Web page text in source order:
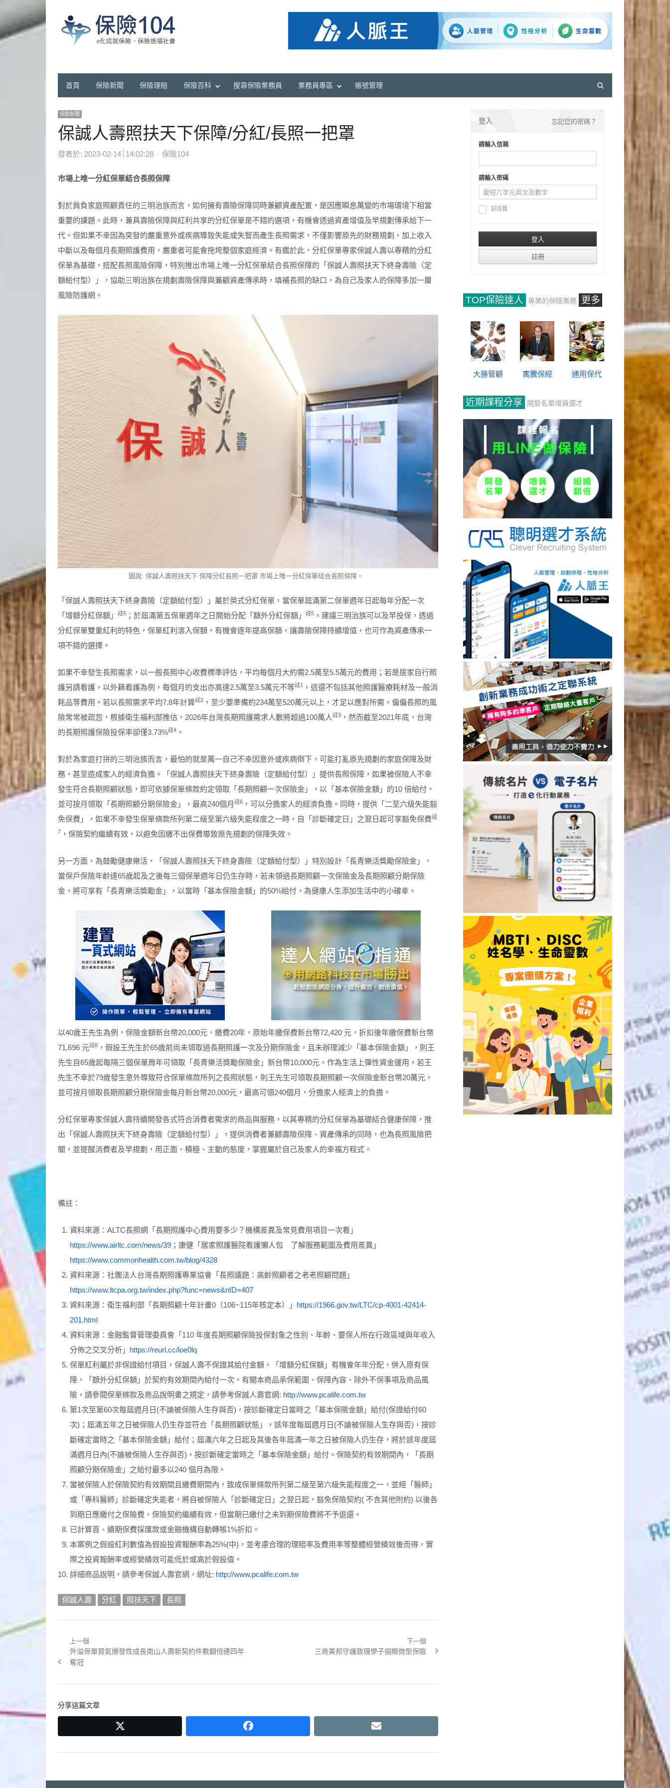
首頁 保險新聞 保險理賠 保險百科 搜尋保險業務員 業務員專區 帳號管理
保險新聞
保誠人壽照扶天下保障/分紅/長照一把罩
發表於: 2023-02-14 14:02:28 Author
保險104
市場上唯一分紅保單結合長照保障
對於肩負家庭照顧責任的三明治族而言，如何擁有壽險保障同時兼顧資產配置，是因應瞬息萬變的市場環境下相當
重要的課題。此時，兼具壽險保障與紅利共享的分紅保單是不錯的選項，有機會透過資產增值及早規劃傳承給下一
代。但如果不幸因為突發的嚴重意外或疾病導致失能或失智而產生長照需求，不僅影響原先的財務規劃，加上收入
中斷以及每個月長期照護費用，嚴重者可能會拖垮整個家庭經濟。有鑑於此，分紅保單專家保誠人壽以專精的分紅
保單為基礎，搭配長照風險保障，特別推出市場上唯一分紅保單結合長照保障的「保誠人壽照扶天下終身壽險（定
額給付型）」，協助三明治族在規劃壽險保障與兼顧資產傳承時，填補長照的缺口，為自己及家人的保障多加一層
風險防護網。
圖說: 保誠人壽照扶天下 保障分紅長照一把罩 市場上唯一分紅保單結合長照保障。
「保誠人壽照扶天下終身壽險（定額給付型）」屬於英式分紅保單，當保單屆滿第二保單週年日起每年分配一次
「增額分紅保額」
註5 ；於屆滿第五保單週年之日開始分配「額外分紅保額」 註5 。建議三明治族可以及早投保，透過
分紅保單雙重紅利的特色，保單紅利滾入保額，有機會逐年提高保額，讓壽險保障持續增值，也可作為資產傳承一
項不錯的選擇。
如果不幸發生長照需求，以一般長照中心收費標準評估，平均每個月大約需2.5萬至5.5萬元的費用；若是居家自行照
護另請看護，以外籍看護為例，每個月的支出亦高達2.5萬至3.5萬元不等註1 ，這還不包括其他照護醫療耗材及一般消
耗品等費用。若以長照需求平均7.8年計算註2 ，至少要準備約234萬至520萬元以上，才足以應對所需。偏偏長照的風
險常常被疏忽，根據衛生福利部推估，2026年台灣長期照護需求人數將超過100萬人註3 ，然而截至2021年底，台灣
的長期照護保險投保率卻僅3.73%註4 。
對於為家庭打拼的三明治族而言，最怕的就是萬一自己不幸因意外或疾病倒下，可能打亂原先規劃的家庭保障及財
務，甚至造成家人的經濟負擔。「保誠人壽照扶天下終身壽險（定額給付型）」提供長照保障，如果被保險人不幸
發生符合長期照顧狀態，即可依據保單條款約定領取「長期照顧一次保險金」，以「基本保險金額」的10 倍給付，
並可按月領取「長期照顧分期保險金」，最高240個月 註6 ，可以分擔家人的經濟負擔。同時，提供「二至六級失能豁
免保費」，如果不幸發生保單條款所列第二級至第六級失能程度之一時，自「診斷確定日」之翌日起可享豁免保費註
7 ，保險契約繼續有效，以避免因繳不出保費導致原先規劃的保障失效。
另一方面，為鼓勵健康樂活，「保誠人壽照扶天下終身壽險（定額給付型）」特別設計「長青樂活獎勵保險金」，
當保戶保險年齡達65歲起及之後每三個保單週年日仍生存時，若未領過長期照顧一次保險金及長期照顧分期保險
金，將可享有「長青樂活獎勵金」，以當時「基本保險金額」的50%給付，為健康人生添加生活中的小確幸。
以40歲王先生為例，保險金額新台幣20,000元，繳費20年，原始年繳保費新台幣72,420 元，折扣後年繳保費新台幣
71,696 元註8 ，假設王先生於65歲前尚未領取過長期照護一次及分期保險金，且未辦理減少「基本保險金額」，則王
先生自65歲起每隔三個保單周年可領取「長青樂活獎勵保險金」新台幣10,000元，作為生活上彈性資金運用。若王
先生不幸於79歲發生意外導致符合保單條款所列之長照狀態，則王先生可領取長期照顧一次保險金新台幣20萬元，
並可按月領取長期照顧分期保險金每月新台幣20,000元，最高可領240個月，分擔家人經濟上的負擔。
分紅保單專家保誠人壽持續開發各式符合消費者需求的商品與服務，以其專精的分紅保單為基礎結合健康保障，推
出「保誠人壽照扶天下終身壽險（定額給付型）」，提供消費者兼顧壽險保障、資產傳承的同時，也為長照風險把
關，並提醒消費者及早規劃，用正面、積極、主動的態度，掌握屬於自己及家人的幸福方程式。
備註：
資料來源：ALTC長照網「長期照護中心費用要多少？機構差異及常見費用項目一次看」
https://www.airltc.com/news/39 ；康健「居家照護醫院看護懶人包 了解服務範圍及費用差異」
https://www.commonhealth.com.tw/blog/4328
資料來源：社團法人台灣長期照護專業協會「長照議題：高齡照顧者之老老照顧問題」
https://www.ltcpa.org.tw/index.php?func=news&nID=407
資料來源：衛生福利部「長期照顧十年計畫0（106~115年核定本）」 https://1966.gov.tw/LTC/cp-4001-42414-
201.html
資料來源：金融監督管理委員會「110 年度長期照顧保險投保對象之性別、年齡、要保人所在行政區域與年收入
分佈之交叉分析」 https://reurl.cc/loe0lq
保單紅利屬於非保證給付項目，保誠人壽不保證其給付金額。「增額分紅保額」有機會年年分配，併入原有保
障，「額外分紅保額」於契約有效期間內給付一次。有關本商品承保範圍、保障內容、除外不保事項及商品風
險，請參閱保單條款及商品說明書之規定，請參考保誠人壽官網: http://www.pcalife.com.tw
第1次至第60次每屆週月日(不論被保險人生存與否)，按診斷確定日當時之「基本保險金額」給付(保證給付60
次)；屆滿五年之日被保險人仍生存並符合「長期照顧狀態」，該年度每屆週月日(不論被保險人生存與否)，按診
斷確定當時之「基本保險金額」給付；屆滿六年之日起及其後各年屆滿一年之日被保險人仍生存，將於該年度屆
滿週月日內(不論被保險人生存與否)，按診斷確定當時之「基本保險金額」給付。保險契約有效期間內，「長期
照顧分期保險金」之給付最多以240 個月為限。
當被保險人於保險契約有效期間且繳費期間內，致成保單條款所列第二級至第六級失能程度之一，並經「醫師」
或「專科醫師」診斷確定失能者，將自被保險人「診斷確定日」之翌日起，豁免保險契約( 不含其他附約) 以後各
到期日應繳付之保險費，保險契約繼續有效，但當期已繳付之未到期保險費將不予退還。
已計算首、續期保費採匯款或金融機構自動轉帳1%折扣。
本案例之假設紅利數值為假設投資報酬率為25%(中)，並考慮合理的理賠率及費用率等整體經營績效後而得，實
際之投資報酬率或經營績效可能低於或高於假設值。
詳細商品說明，請參考保誠人壽官網，網址: http://www.pcalife.com.tw
保誠人壽 分紅 照扶天下 長照
章
導
覽
上一個
Previous
post:
外溢保單買氣爆發性成長南山人壽新契約件數翻倍連四年
奪冠
下一個
Next
三商美邦守護致理學子捐贈微型保險
分享這篇文章
facebook email
登入 忘記您的密碼？
請輸入信箱
請輸入密碼
記住我
TOP保險達人 專業的保險業務 更多
大勝管顧 寓騰保經 通用保代
近期課程分享 開發名單增員選才